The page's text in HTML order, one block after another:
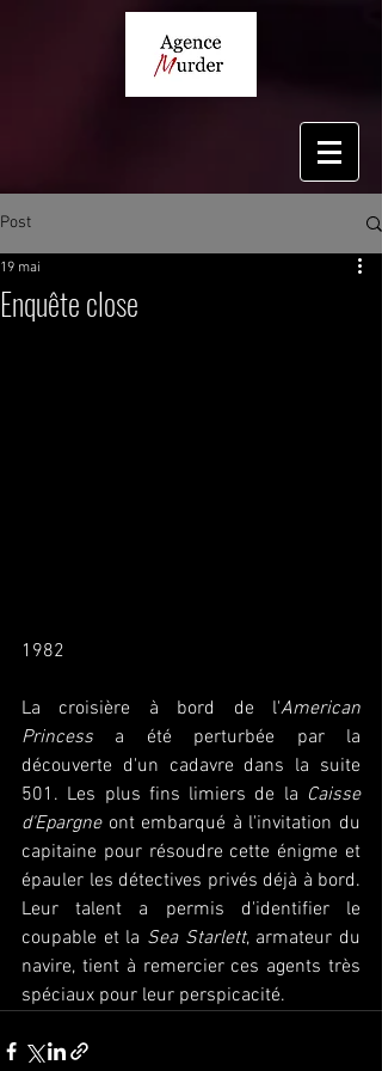
Post
Enquête close
19 mai
1982
La croisière à bord de l'American
Princess a été perturbée par la
découverte d'un cadavre dans la suite
501. Les plus fins limiers de la Caisse
d'Epargne ont embarqué à l'invitation du
capitaine pour résoudre cette énigme et
épauler les détectives privés déjà à bord.
Leur talent a permis d'identifier le
coupable et la Sea Starlett, armateur du
navire, tient à remercier ces agents très
spéciaux pour leur perspicacité.